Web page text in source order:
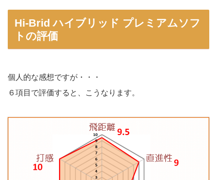
Hi-Brid ハイブリッド プレミアムソフ
トの評価
個人的な感想ですが・・・
６項目で評価すると、こうなります。